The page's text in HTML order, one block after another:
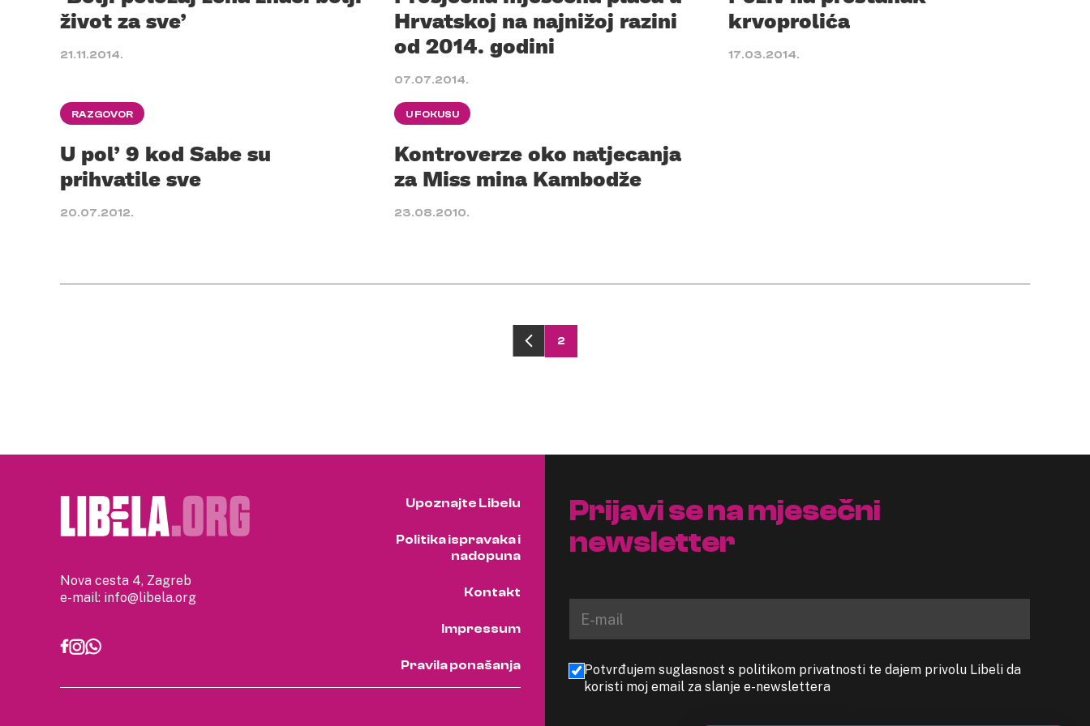
život za sve’
21.11.2014.
Hrvatskoj na najnižoj razini
od 2014. godini
07.07.2014.
krvoprolića
17.03.2014.
RAZGOVOR
U pol’ 9 kod Sabe su
prihvatile sve
20.07.2012.
U FOKUSU
Kontroverze oko natjecanja
za Miss mina Kambodže
23.08.2010.
2
Nova cesta 4, Zagreb
e-mail: info@libela.org
Upoznajte Libelu
Politika ispravaka i
nadopuna
Kontakt
Impressum
Pravila ponašanja
Prijavi se na mjesečni
newsletter
Potvrđujem suglasnost s politikom privatnosti te dajem privolu Libeli da
koristi moj email za slanje e-newslettera